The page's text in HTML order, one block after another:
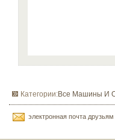
Категории:Все Машины И
электронная почта друзьям